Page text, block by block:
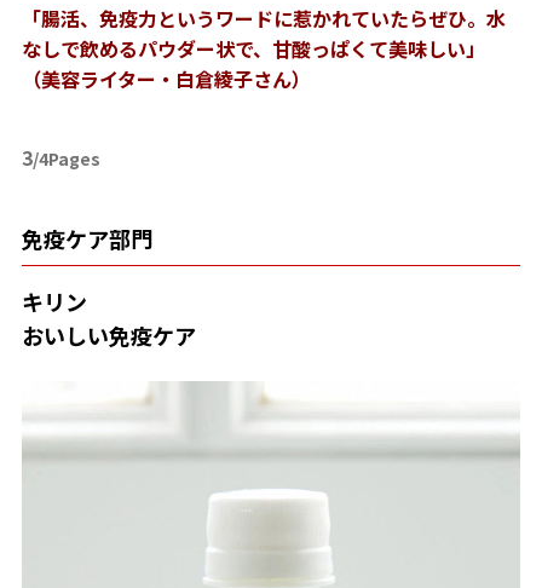
「腸活、免疫力というワードに惹かれていたらぜひ。水
なしで飲めるパウダー状で、甘酸っぱくて美味しい」
（美容ライター・白倉綾子さん）
3/4Pages
免疫ケア部門
キリン
おいしい免疫ケア